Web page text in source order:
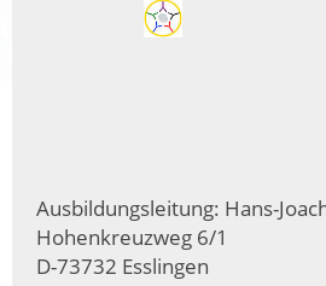
Ausbildungsleitung: Hans-
Hohenkreuzweg 6/1
D-73732 Esslingen